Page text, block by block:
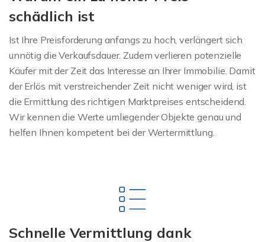
schädlich ist
Ist Ihre Preisforderung anfangs zu hoch, verlängert sich
unnötig die Verkaufsdauer. Zudem verlieren potenzielle
Käufer mit der Zeit das Interesse an Ihrer Immobilie. Damit
der Erlös mit verstreichender Zeit nicht weniger wird, ist
die Ermittlung des richtigen Marktpreises entscheidend.
Wir kennen die Werte umliegender Objekte genau und
helfen Ihnen kompetent bei der Wertermittlung.
Schnelle Vermittlung dank